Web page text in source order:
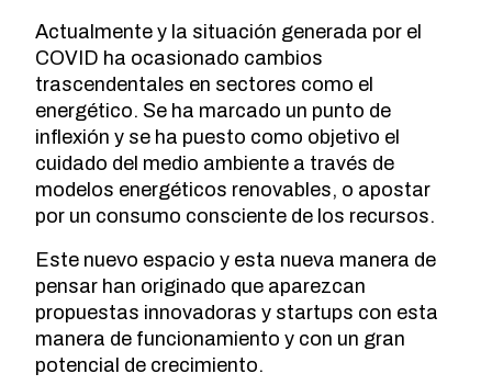
Actualmente y la situación generada por el
COVID ha ocasionado cambios
trascendentales en sectores como el
energético. Se ha marcado un punto de
inflexión y se ha puesto como objetivo el
cuidado del medio ambiente a través de
modelos energéticos renovables, o apostar
por un consumo consciente de los recursos.
Este nuevo espacio y esta nueva manera de
pensar han originado que aparezcan
propuestas innovadoras y startups con esta
manera de funcionamiento y con un gran
potencial de crecimiento.